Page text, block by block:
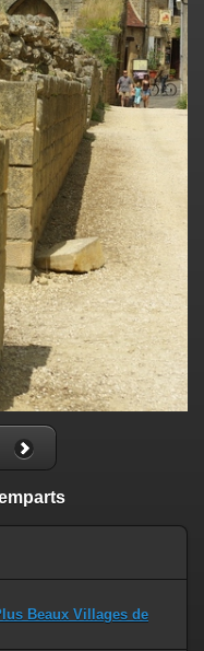
Beaux Villages de